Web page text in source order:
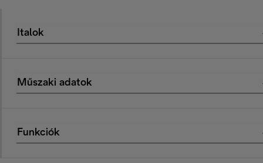
Italok
Műszaki adatok
Funkciók